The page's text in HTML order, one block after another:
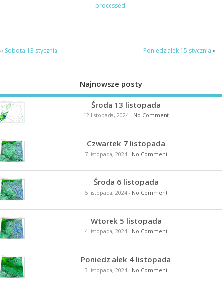
processed.
« Sobota 13 stycznia Poniedziałek 15 stycznia »
Najnowsze posty
Środa 13 listopada
12 listopada, 2024- No Comment
Czwartek 7 listopada
7 listopada, 2024- No Comment
Środa 6 listopada
5 listopada, 2024- No Comment
Wtorek 5 listopada
4 listopada, 2024- No Comment
Poniedziałek 4 listopada
3 listopada, 2024- No Comment